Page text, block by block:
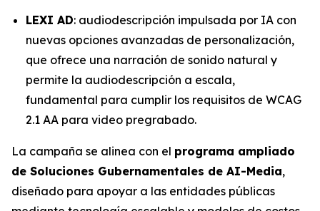
LEXI AD: audiodescripción impulsada por IA con
nuevas opciones avanzadas de personalización,
que ofrece una narración de sonido natural y
permite la audiodescripción a escala,
fundamental para cumplir los requisitos de WCAG
2.1 AA para video pregrabado.
La campaña se alinea con el programa ampliado
de Soluciones Gubernamentales de AI-Media,
diseñado para apoyar a las entidades públicas